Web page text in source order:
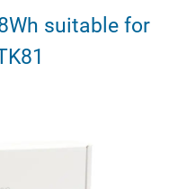
suitable for